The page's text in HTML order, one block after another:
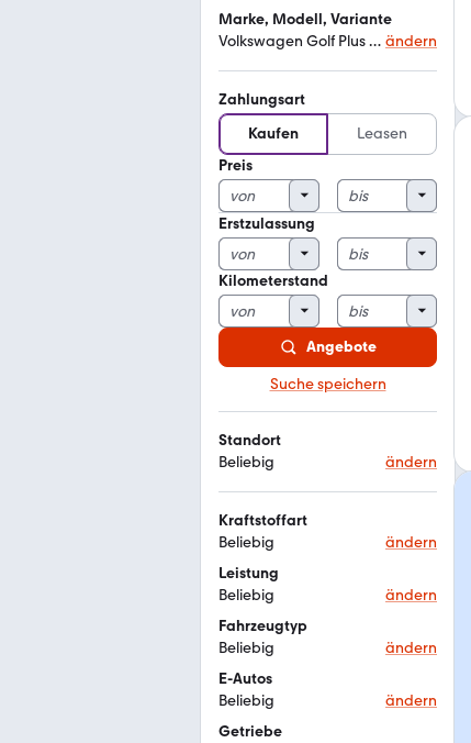
Marke, Modell, Variante
Volkswagen Golf Plus tour ändern
Zahlungsart
Kaufen
Leasen
Preis
Erstzulassung
Kilometerstand
Angebote
Suche speichern
Standort
Beliebig
ändern
Kraftstoffart
Beliebig
ändern
Leistung
Beliebig
ändern
Fahrzeugtyp
Beliebig
ändern
E-Autos
Beliebig
ändern
Getriebe